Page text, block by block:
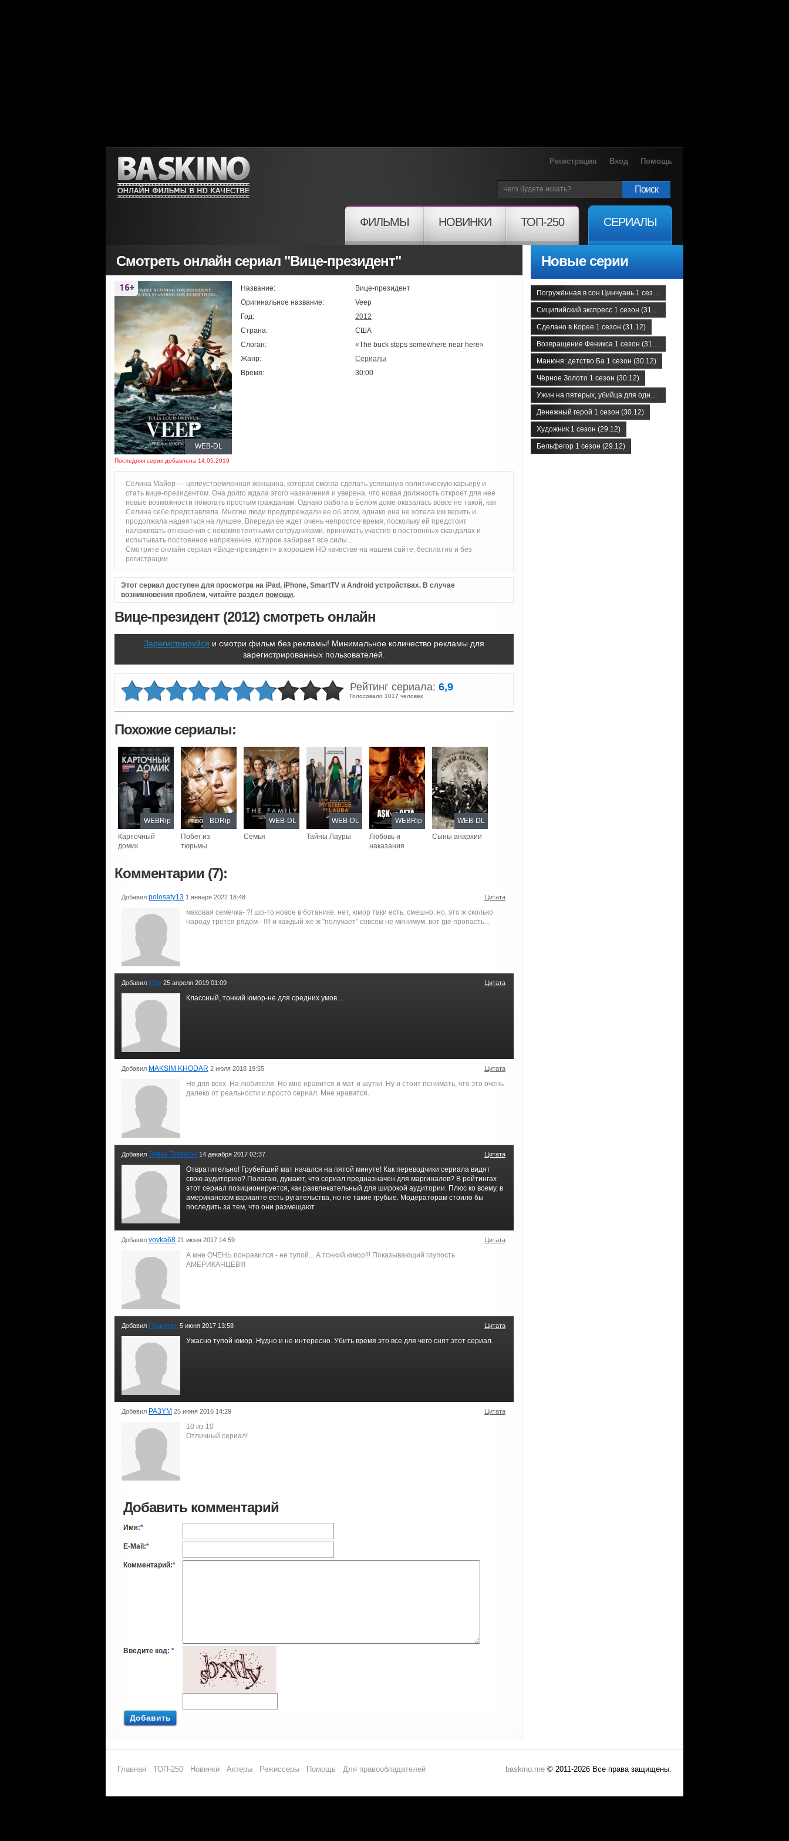
Регистрация Вход Помощь
Поиск
ФИЛЬМЫ НОВИНКИ ТОП-250 СЕРИАЛЫ
Смотреть онлайн сериал "Вице-президент"
WEB-DL
Последняя серия добавлена 14.05.2019
Название:
Вице-президент
Оригинальное название:
Veep
Год:
2012
Страна:
США
Слоган:
«The buck stops somewhere near here»
Жанр:
Сериалы
Время:
30:00
Селина Майер — целеустремленная женщина, которая смогла сделать успешную политическую карьеру и
стать вице-президентом. Она долго ждала этого назначения и уверена, что новая должность откроет для нее
новые возможности помогать простым гражданам. Однако работа в Белом доме оказалась вовсе не такой, как
Селина себе представляла. Многие люди предупреждали ее об этом, однако она не хотела им верить и
продолжала надеяться на лучшее. Впереди ее ждет очень непростое время, поскольку ей предстоит
налаживать отношения с некомпетентными сотрудниками, принимать участие в постоянных скандалах и
испытывать постоянное напряжение, которое забирает все силы...
Смотрите онлайн сериал «Вице-президент» в хорошем HD качестве на нашем сайте, бесплатно и без
регистрации.
Этот сериал доступен для просмотра на iPad, iPhone, SmartTV и Android устройствах. В случае
возникновения проблем, читайте раздел помощи.
Вице-президент (2012) смотреть онлайн
Зарегистрируйся и смотри фильм без рекламы! Минимальное количество рекламы для
зарегистрированных пользователей.
Рейтинг сериала: 6,9
Голосовало 1017 человек
Похожие сериалы:
Карточный
домик
WEBRip
Побег из
тюрьмы
BDRip
Семья
WEB-DL
Тайны Лауры
WEB-DL
Любовь и
наказания
WEBRip
Сыны анархии
WEB-DL
Комментарии (7):
Добавил polosaty13 1 января 2022 18:48 Цитата
маковая семечка- ?! шо-то новое в ботанике. нет, юмор таки есть. смешно. но, это ж сколько
народу трётся рядом - !!!! и каждый же ж "получает" совсем не минимум. вот где пропасть...
Добавил Изя 25 апреля 2019 01:09 Цитата
Классный, тонкий юмор-не для средних умов...
Добавил MAKSIM KHODAR 2 июля 2018 19:55 Цитата
Не для всех. На любителя. Но мне нравится и мат и шутки. Ну и стоит понимать, что это очень
далеко от реальности и просто сериал. Мне нравится.
Добавил Эмма Томпсон 14 декабря 2017 02:37 Цитата
Отвратительно! Грубейший мат начался на пятой минуте! Как переводчики сериала видят
свою аудиторию? Полагаю, думают, что сериал предназначен для маргиналов? В рейтингах
этот сериал позиционируется, как развлекательный для широкой аудитории. Плюс ко всему, в
американском варианте есть ругательства, но не такие грубые. Модераторам стоило бы
последить за тем, что они размещают.
Добавил vovka68 21 июня 2017 14:59 Цитата
А мне ОЧЕНЬ понравился - не тупой... А тонкий юмор!!! Показывающий глупость
АМЕРИКАНЦЕВ!!!
Добавил Пашусик 5 июня 2017 13:58 Цитата
Ужасно тупой юмор. Нудно и не интересно. Убить время это все для чего снят этот сериал.
Добавил PA3YM 25 июня 2016 14:29 Цитата
10 из 10
Отличный сериал!
Добавить комментарий
Имя:*
E-Mail:*
Комментарий:*
Введите код: *
Добавить
Новые серии
Погружённая в сон Цинчуань 1 сезон (31.12)
Сицилийский экспресс 1 сезон (31.12)
Сделано в Корее 1 сезон (31.12)
Возвращение Феникса 1 сезон (31.12)
Манюня: детство Ба 1 сезон (30.12)
Чёрное Золото 1 сезон (30.12)
Ужин на пятерых, убийца для одного 1 сезон (30.12)
Денежный герой 1 сезон (30.12)
Художник 1 сезон (29.12)
Бельфегор 1 сезон (29.12)
Главная ТОП-250 Новинки Актеры Режиссеры Помощь Для правообладателей baskino.me © 2011-2026 Все права защищены.